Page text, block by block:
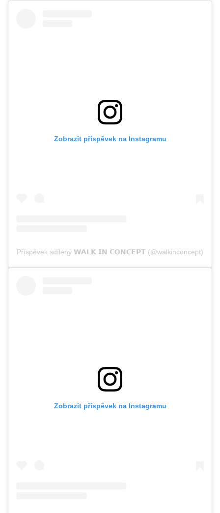
Zobrazit příspěvek na Instagramu
Příspěvek sdílený 𝗪𝗔𝗟𝗞 𝗜𝗡 𝗖𝗢𝗡𝗖𝗘𝗣𝗧 (@walkinconcept)
Zobrazit příspěvek na Instagramu